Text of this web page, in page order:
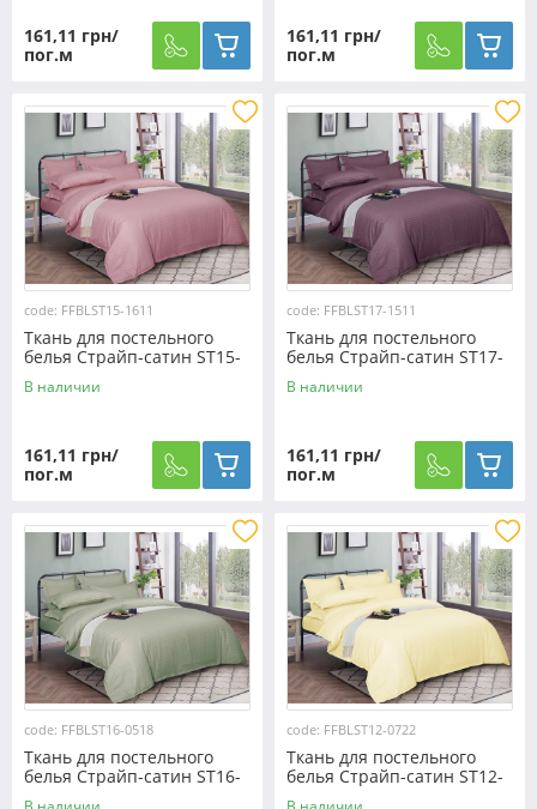
161,11 грн/
пог.м
161,11 грн/
пог.м
code: FFBLST15-1611
Ткань для постельного
белья Страйп-сатин ST15-
1611 (50м)
В наличии
161,11 грн/
пог.м
code: FFBLST17-1511
Ткань для постельного
белья Страйп-сатин ST17-
1511 (50м)
В наличии
161,11 грн/
пог.м
code: FFBLST16-0518
Ткань для постельного
белья Страйп-сатин ST16-
0518 (50м)
code: FFBLST12-0722
Ткань для постельного
белья Страйп-сатин ST12-
0722 (50м)